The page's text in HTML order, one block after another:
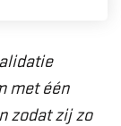
met één
zodat zij zo